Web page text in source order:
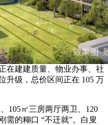
在建建质量、物业办事、社
升级，总价区间正在 105 万
㎡三房两厅两卫、120
需的糊口 “不迁就”。白叟